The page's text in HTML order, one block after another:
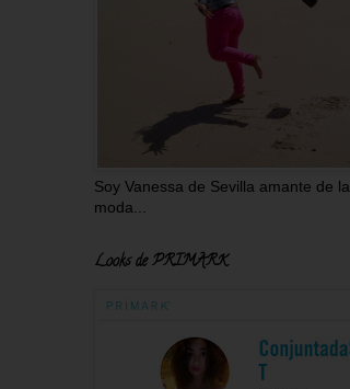
Soy Vanessa de Sevilla amante de la
moda...
Looks de PRIMARK